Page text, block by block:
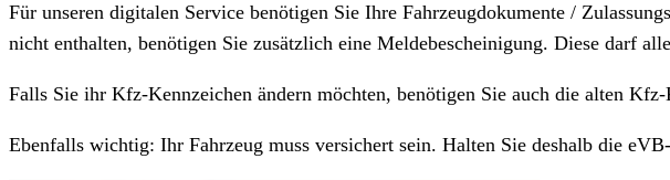
Für unseren digitalen Service benötigen Sie Ihre Fahrzeugdokumente /
nicht enthalten, benötigen Sie zusätzlich eine Meldebescheinigung. Diese darf
Falls Sie ihr Kfz-Kennzeichen ändern möchten, benötigen Sie auch die alten Kfz-
Ebenfalls wichtig: Ihr Fahrzeug muss versichert sein. Halten Sie deshalb die